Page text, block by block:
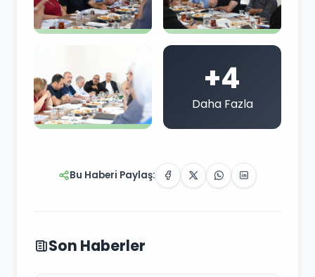
+4
Daha Fazla
Bu Haberi Paylaş:
Son Haberler